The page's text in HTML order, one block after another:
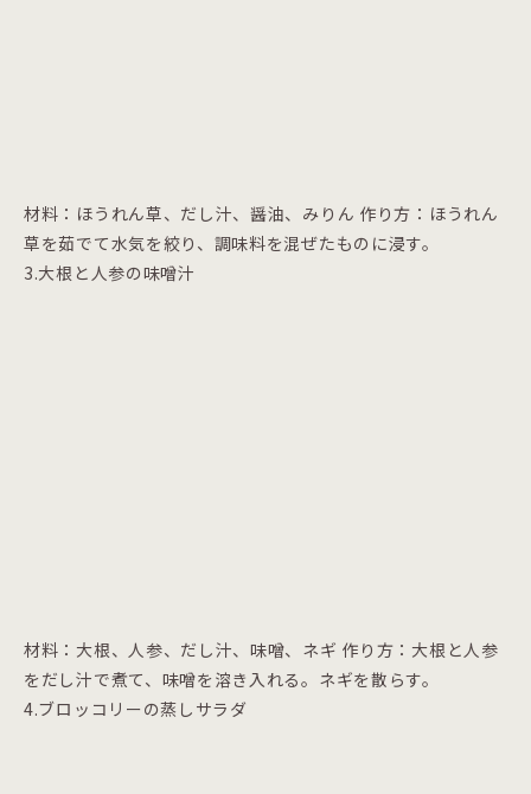
材料：ほうれん草、だし汁、醤油、みりん 作り方：ほうれん
草を茹でて水気を絞り、調味料を混ぜたものに浸す。
3.大根と人参の味噌汁
材料：大根、人参、だし汁、味噌、ネギ 作り方：大根と人参
をだし汁で煮て、味噌を溶き入れる。ネギを散らす。
4.ブロッコリーの蒸しサラダ